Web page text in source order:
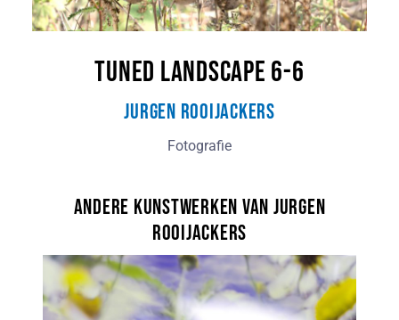
Tuned Landscape 6-6
Jurgen Rooijackers
Fotografie
Andere kunstwerken van Jurgen
Rooijackers